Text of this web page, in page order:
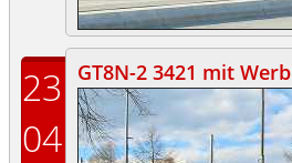
23
04
GT8N-2 3421 mit